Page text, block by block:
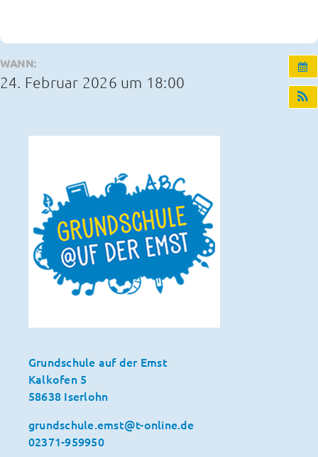
WANN:
24. Februar 2026 um 18:00
Grundschule auf der Emst
Kalkofen 5
58638 Iserlohn
grundschule.emst@t-online.de
02371-959950